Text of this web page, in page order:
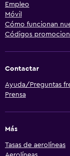
Empleo
Móvil
Cómo funcionan
Códigos
Contactar
Ayuda/Preguntas
Prensa
Más
Tasas de aerolíneas